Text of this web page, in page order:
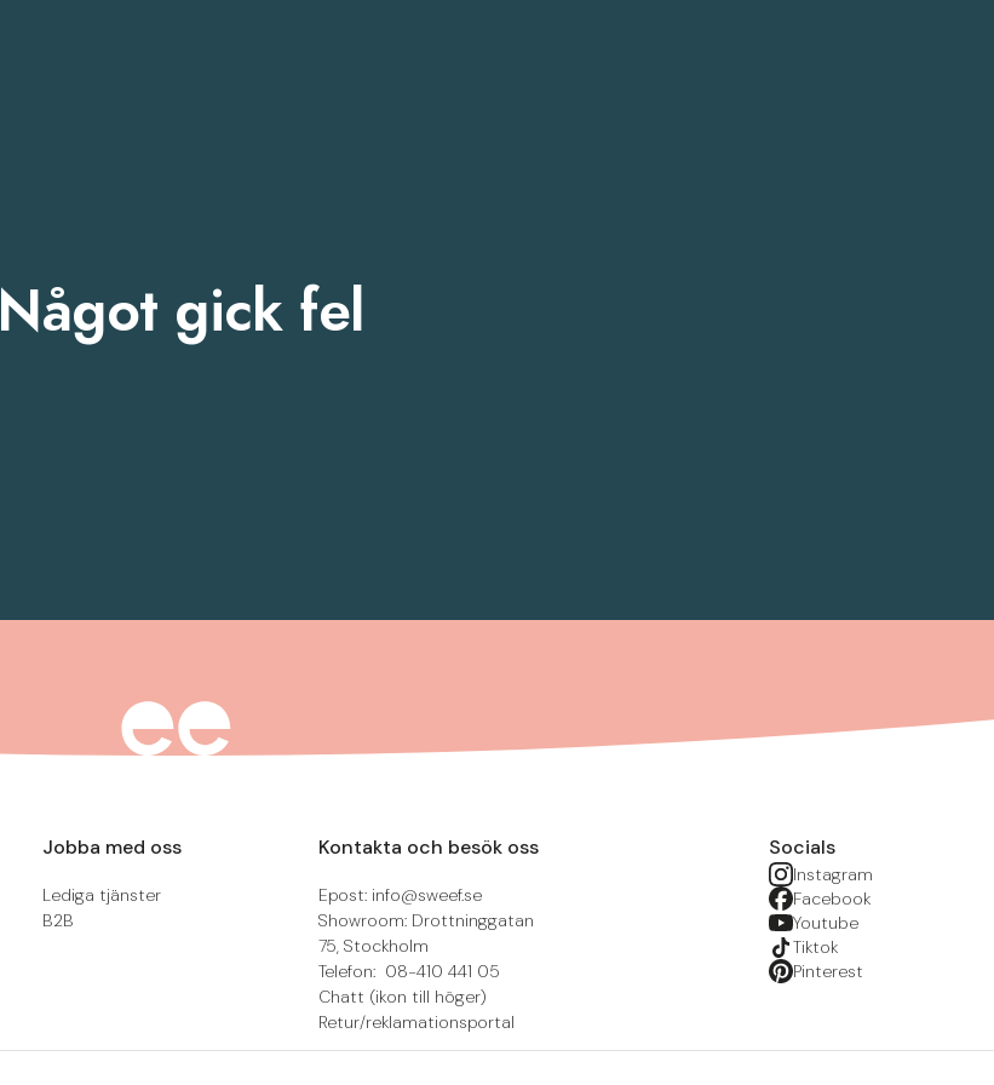
Något gick fel
Jobba med oss
Lediga tjänster
B2B
Kontakta och besök oss
Epost: info@sweef.se
Showroom: Drottninggatan
75, Stockholm
Telefon: 08-410 441 05
Chatt (ikon till höger)
Retur/reklamationsportal
Socials
Instagram
Facebook
Youtube
Tiktok
Pinterest